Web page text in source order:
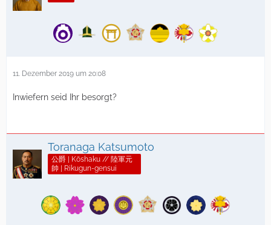
11. Dezember 2019 um 20:08
Inwiefern seid Ihr besorgt?
Toranaga Katsumoto
公爵 | Kōshaku // 陸軍元
帥 | Rikugun-gensui